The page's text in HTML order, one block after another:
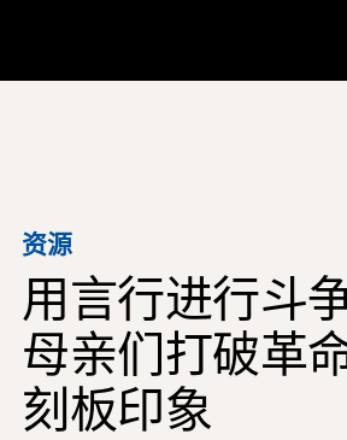
教师资源
课堂工具
培训班
研究所
教学研究技能
资源
用言行进行斗
母亲们打破革
刻板印象